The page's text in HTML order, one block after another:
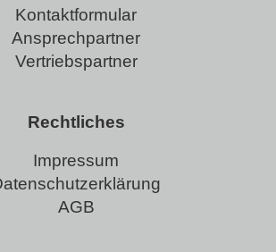
Kontaktformular
Ansprechpartner
Vertriebspartner
Rechtliches
Impressum
AGB